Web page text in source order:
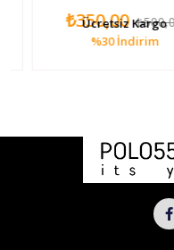
₺350,00 ₺500,00
%30İndirim
Ücretsiz Kargo